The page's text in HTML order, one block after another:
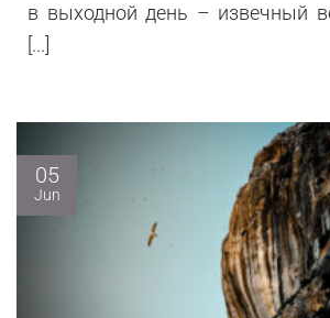
в выходной день – извечный
[...]
05
Jun